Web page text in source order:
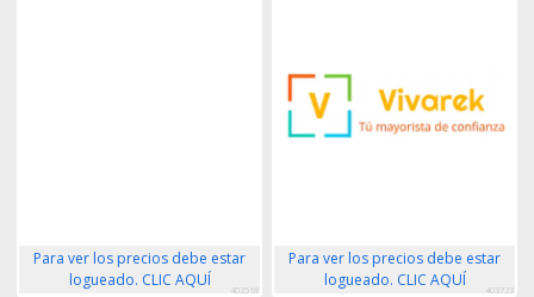
Para ver los precios debe estar
logueado. CLIC AQUÍ
402518
Para ver los precios debe estar
logueado. CLIC AQUÍ
403723